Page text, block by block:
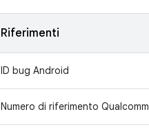
Riferimenti
ID bug Android
Numero di riferimento Qualcomm